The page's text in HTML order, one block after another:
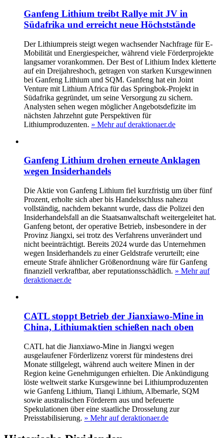
Ganfeng Lithium treibt Rallye mit JV in
Südafrika und erreicht neue Höchststände
Der Lithiumpreis steigt wegen wachsender Nachfrage für E-
Mobilität und Energiespeicher, während viele Förderprojekte
langsamer vorankommen. Der Best of Lithium Index kletterte
auf ein Dreijahreshoch, getragen von starken Kursgewinnen
bei Ganfeng Lithium und SQM. Ganfeng hat ein Joint
Venture mit Lithium Africa für das Springbok-Projekt in
Südafrika gegründet, um seine Versorgung zu sichern.
Analysten sehen wegen möglicher Angebotsdefizite im
nächsten Jahrzehnt gute Perspektiven für
Lithiumproduzenten. » Mehr auf deraktionaer.de
Ganfeng Lithium drohen erneute Anklagen
wegen Insiderhandels
Die Aktie von Ganfeng Lithium fiel kurzfristig um über fünf
Prozent, erholte sich aber bis Handelsschluss nahezu
vollständig, nachdem bekannt wurde, dass die Polizei den
Insiderhandelsfall an die Staatsanwaltschaft weitergeleitet hat.
Ganfeng betont, der operative Betrieb, insbesondere in der
Provinz Jiangxi, sei trotz des Verfahrens unverändert und
nicht beeinträchtigt. Bereits 2024 wurde das Unternehmen
wegen Insiderhandels zu einer Geldstrafe verurteilt; eine
erneute Strafe ähnlicher Größenordnung wäre für Ganfeng
finanziell verkraftbar, aber reputationsschädlich. » Mehr auf
deraktionaer.de
CATL stoppt Betrieb der Jianxiawo-Mine in
China, Lithiumaktien schießen nach oben
CATL hat die Jianxiawo-Mine in Jiangxi wegen
ausgelaufener Förderlizenz vorerst für mindestens drei
Monate stillgelegt, während auch weitere Minen in der
Region keine Genehmigungen erhielten. Die Ankündigung
löste weltweit starke Kursgewinne bei Lithiumproduzenten
wie Ganfeng Lithium, Tianqi Lithium, Albemarle, SQM
sowie australischen Förderern aus und befeuerte
Spekulationen über eine staatliche Drosselung zur
Preisstabilisierung. » Mehr auf deraktionaer.de